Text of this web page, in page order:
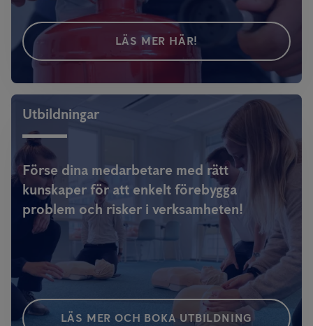
LÄS MER HÄR!
Utbildningar
Förse dina medarbetare med rätt
kunskaper för att enkelt förebygga
problem och risker i verksamheten!
LÄS MER OCH BOKA UTBILDNING